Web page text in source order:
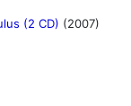
(2 CD) (2007)